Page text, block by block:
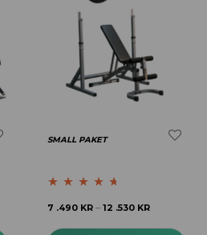
SMALL PAKET
Betygsatt
7 .490 KR – 12 .530 KR